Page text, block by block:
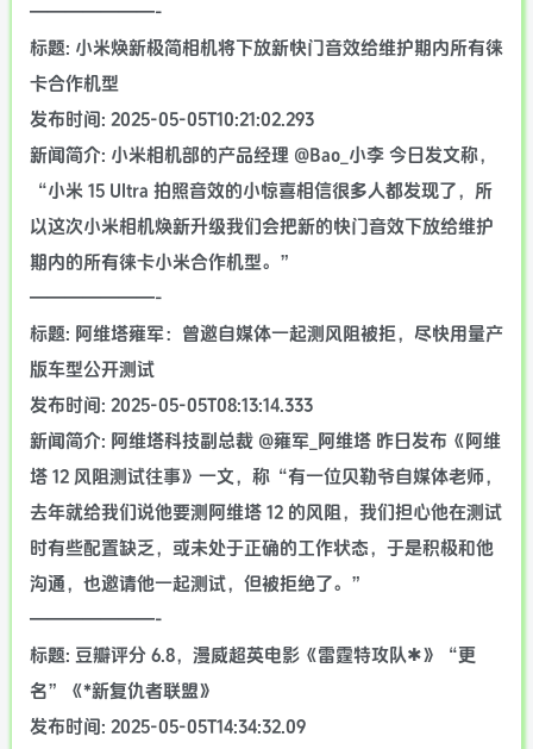
———————-
标题: 小米焕新极简相机将下放新快门音效给维护期内所有徕
卡合作机型
发布时间: 2025-05-05T10:21:02.293
新闻简介: 小米相机部的产品经理 @Bao_小李 今日发文称，
“小米 15 Ultra 拍照音效的小惊喜相信很多人都发现了，所
以这次小米相机焕新升级我们会把新的快门音效下放给维护
期内的所有徕卡小米合作机型。”
———————-
标题: 阿维塔雍军：曾邀自媒体一起测风阻被拒，尽快用量产
版车型公开测试
发布时间: 2025-05-05T08:13:14.333
新闻简介: 阿维塔科技副总裁 @雍军_阿维塔 昨日发布《阿维
塔 12 风阻测试往事》一文，称“有一位贝勒爷自媒体老师，
去年就给我们说他要测阿维塔 12 的风阻，我们担心他在测试
时有些配置缺乏，或未处于正确的工作状态，于是积极和他
沟通，也邀请他一起测试，但被拒绝了。”
———————-
标题: 豆瓣评分 6.8，漫威超英电影《雷霆特攻队✱》“更
名”《*新复仇者联盟》
发布时间: 2025-05-05T14:34:32.09